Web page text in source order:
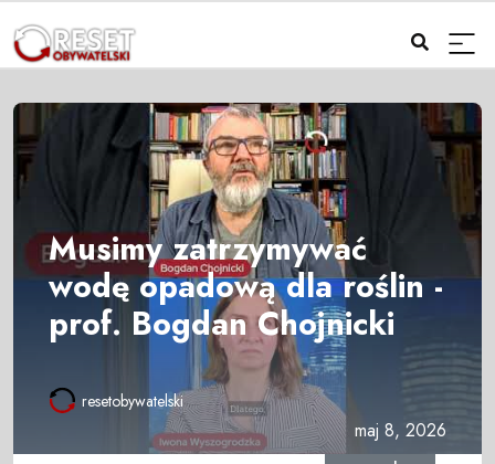
Musimy zatrzymywać
wodę opadową dla roślin -
prof. Bogdan Chojnicki
resetobywatelski
maj 8, 2026